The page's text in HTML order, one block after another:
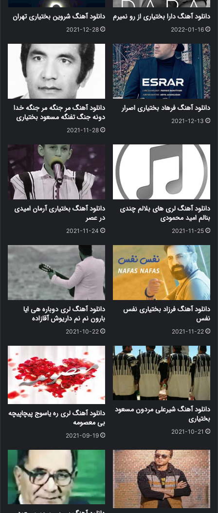
دانلود آهنگ دارا بختیاری از رو نمیرم
2022-01-16
دانلود آهنگ شروین بختیاری تهران
2021-12-28
دانلود آهنگ فرهاد بختیاری اصرار
2021-12-13
دانلود آهنگ مر جنگه مر جنگه خدا
دونه جنگ تفنگه مسعود بختیاری
2021-11-28
دانلود آهنگ لری های بلالم چندی
بنالم امید محمودی
2021-11-25
دانلود آهنگ بختیاری آرمان امیدی
در عصر
2021-11-24
دانلود آهنگ فرزاد بختیاری نفس
نفس
2021-11-22
دانلود آهنگ لری دوباره هی ایا
بارون نم نم داریوش آقازاده
2021-10-22
دانلود آهنگ شیرعلی مردون مسعود
بختیاری
2021-10-21
دانلود آهنگ لری ره یاسوج پیچاپیچه
بی معصومه
2021-09-19